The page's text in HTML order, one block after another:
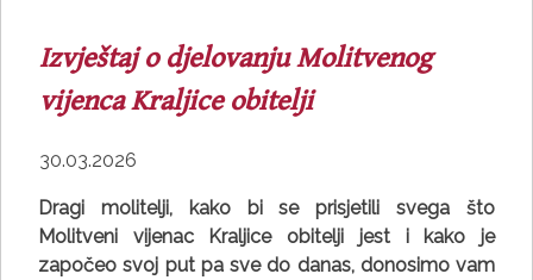
Izvještaj o djelovanju Molitvenog
vijenca Kraljice obitelji
30.03.2026
Dragi molitelji, kako bi se prisjetili svega što
Molitveni vijenac Kraljice obitelji jest i kako je
započeo svoj put pa sve do danas, donosimo vam